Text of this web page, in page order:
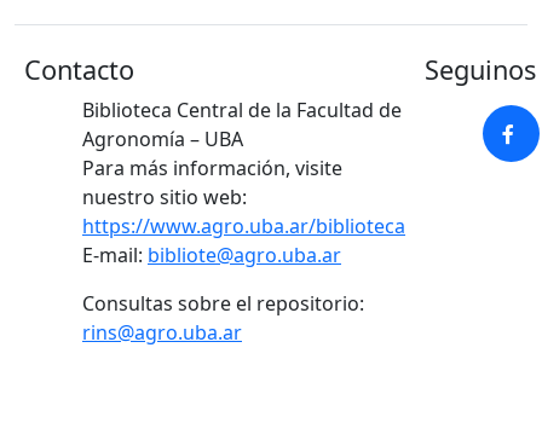
Contacto
Biblioteca Central de la Facultad de
Agronomía – UBA
Para más información, visite
nuestro sitio web:
https://www.agro.uba.ar/biblioteca
E-mail: bibliote@agro.uba.ar
Consultas sobre el repositorio:
rins@agro.uba.ar